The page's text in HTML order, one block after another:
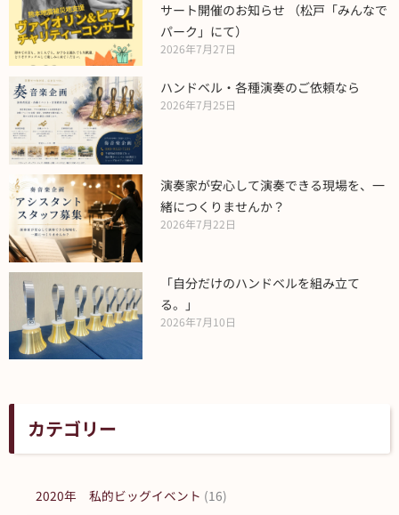
サート開催のお知らせ （松戸「みんなで
パーク」にて）
2026年7月27日
ハンドベル・各種演奏のご依頼なら
2026年7月25日
演奏家が安心して演奏できる現場を、一
緒につくりませんか？
2026年7月22日
「自分だけのハンドベルを組み立て
る。」
2026年7月10日
カテゴリー
2020年 私的ビッグイベント (16)